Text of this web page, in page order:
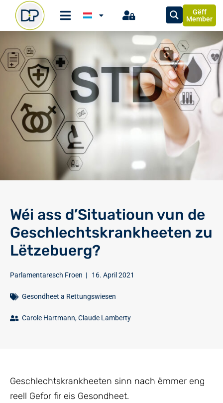
Gëff
Member
Wéi ass d’Situatioun vun de
Geschlechtskrankheeten zu
Lëtzebuerg?
Parlamentaresch Froen | 16. April 2021
Gesondheet a Rettungswiesen
Carole Hartmann,Claude Lamberty
Geschlechtskrankheeten sinn nach ëmmer eng
reell Gefor fir eis Gesondheet.